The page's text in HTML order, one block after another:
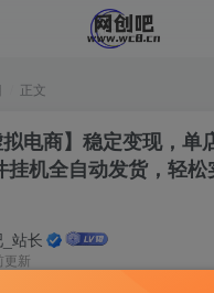
正文
拟电商】稳定变现，单
挂机全自动发货，轻松
站长
更新